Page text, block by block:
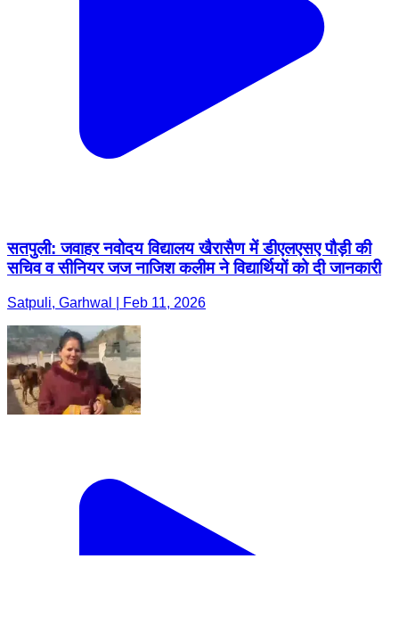
सतपुली: जवाहर नवोदय विद्यालय खैरासैण में डीएलएसए पौड़ी की
सचिव व सीनियर जज नाजिश कलीम ने विद्यार्थियों को दी जानकारी
Satpuli, Garhwal | Feb 11, 2026